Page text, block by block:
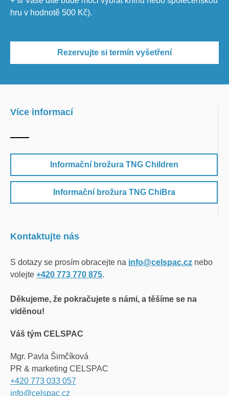
hru v hodnotě 500 Kč).
Rezervujte si termín vyšetření
Více informací
Informační brožura TNG Children
Informační brožura TNG ChiBra
Kontaktujte nás
S dotazy se prosím obracejte na info@celspac.cz nebo
volejte +420 773 770 875.
Děkujeme, že pokračujete s námi, a těšíme se na
viděnou!
Váš tým CELSPAC
Mgr. Pavla Šimčíková
PR & marketing CELSPAC
+420 773 033 057
info@celspac.cz